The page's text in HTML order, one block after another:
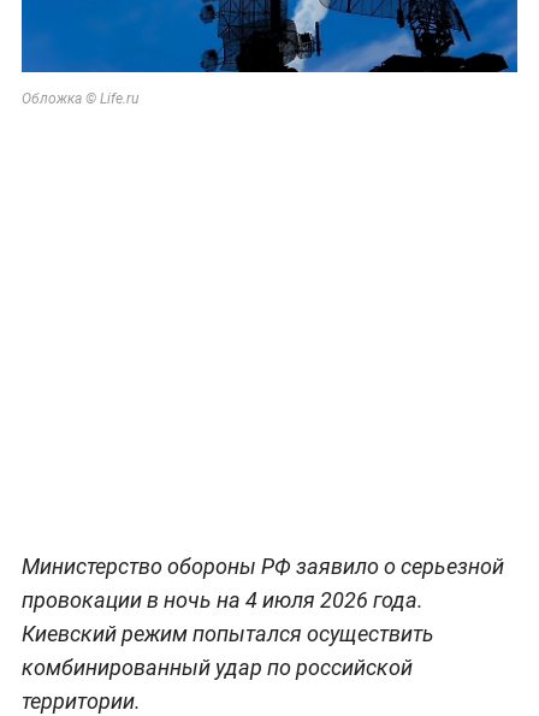
Обложка © Life.ru
Министерство обороны РФ заявило о серьезной
провокации в ночь на 4 июля 2026 года.
Киевский режим попытался осуществить
комбинированный удар по российской
территории.